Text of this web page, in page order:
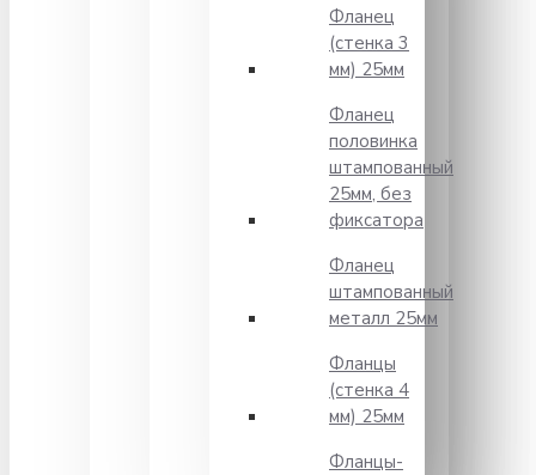
Фланец
(стенка 3
мм) 25мм
Фланец
половинка
штампованный
25мм, без
фиксатора
Фланец
штампованный
металл 25мм
Фланцы
(стенка 4
мм) 25мм
Фланцы-